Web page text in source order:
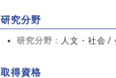
研究分野
研究分野： 人文・社会 /
取得資格